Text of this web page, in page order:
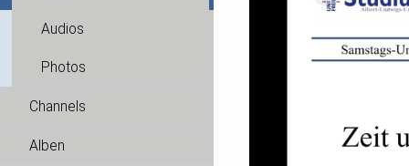
Audios
Photos
Channels
Alben